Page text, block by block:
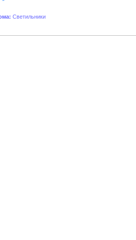
Светильники